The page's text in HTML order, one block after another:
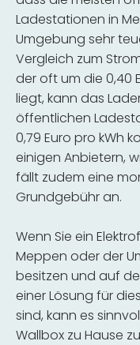
Ladestationen in
Umgebung sehr
Vergleich zum
der oft um die 0,40
liegt, kann das
öffentlichen
0,79 Euro pro kWh
einigen Anbietern,
fällt zudem eine
Grundgebühr an.
Wenn Sie ein
Meppen oder der
besitzen und auf
einer Lösung für
sind, kann es
Wallbox zu Hause